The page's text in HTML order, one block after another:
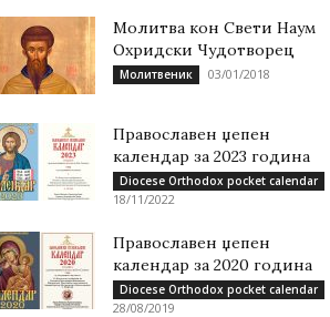
Молитва кон Свети Наум
Охридски Чудотворец
Молитвеник 03/01/2018
Православен џепен
календар за 2023 година
Diocese Orthodox pocket calendar
18/11/2022
Православен џепен
календар за 2020 година
Diocese Orthodox pocket calendar
28/08/2019